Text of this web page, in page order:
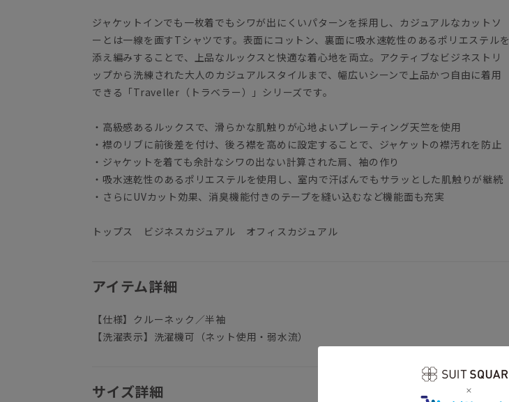
ジャケットインでも一枚着でもシワが出にくいパターンを採用し、カジュアルなカットソ
ーとは一線を画すTシャツです。表面にコットン、裏面に吸水速乾性のあるポリエステルを
添え編みすることで、上品なルックスと快適な着心地を両立。アクティブなビジネストリ
ップから洗練された大人のカジュアルスタイルまで、幅広いシーンで上品かつ自由に着用
できる「Traveller（トラベラー）」シリーズです。
・高級感あるルックスで、滑らかな肌触りが心地よいプレーティング天竺を使用
・襟のリブに前後差を付け、後ろ襟を高めに設定することで、ジャケットの襟汚れを防止
・ジャケットを着ても余計なシワの出ない計算された肩、袖の作り
・吸水速乾性のあるポリエステルを使用し、室内で汗ばんでもサラッとした肌触りが継続
・さらにUVカット効果、消臭機能付きのテープを縫い込むなど機能面も充実
トップス ビジネスカジュアル オフィスカジュアル
アイテム詳細
【仕様】クルーネック／半袖
【洗濯表示】洗濯機可（ネット使用・弱水流）
サイズ詳細